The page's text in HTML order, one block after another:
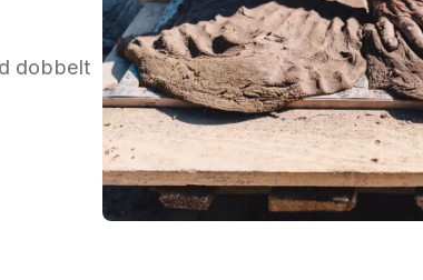
dobbelt